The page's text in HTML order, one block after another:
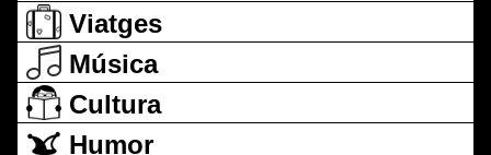
Viatges
Música
Cultura
Humor